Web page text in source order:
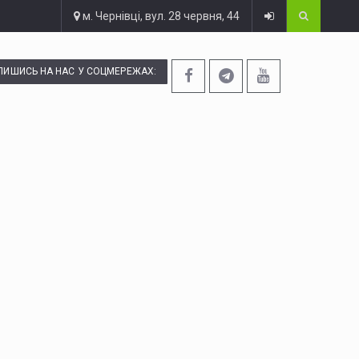
м. Чернівці, вул. 28 червня, 44
НА НАС У СОЦМЕРЕЖАХ: